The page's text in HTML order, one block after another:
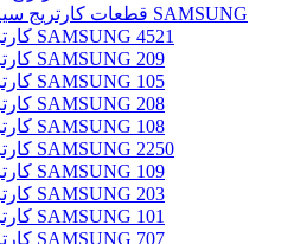
قطعات کارتریج سیاه و سفید SAMSUNG
کارتریج SAMSUNG 4521
کارتریج SAMSUNG 209
کارتریج SAMSUNG 105
کارتریج SAMSUNG 208
کارتریج SAMSUNG 108
کارتریج SAMSUNG 2250
کارتریج SAMSUNG 109
کارتریج SAMSUNG 203
کارتریج SAMSUNG 101
کارتریج SAMSUNG 707